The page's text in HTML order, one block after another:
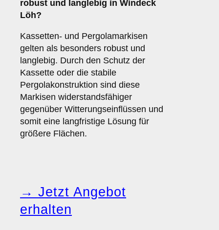
robust und langlebig in Windeck
Löh?
Kassetten- und Pergolamarkisen
gelten als besonders robust und
langlebig. Durch den Schutz der
Kassette oder die stabile
Pergolakonstruktion sind diese
Markisen widerstandsfähiger
gegenüber Witterungseinflüssen und
somit eine langfristige Lösung für
größere Flächen.
→ Jetzt Angebot
erhalten